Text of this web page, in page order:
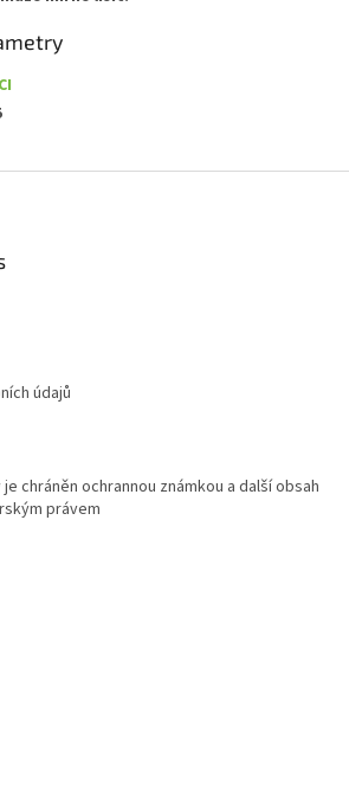
údajů
chráněn ochrannou známkou a další obsah
právem